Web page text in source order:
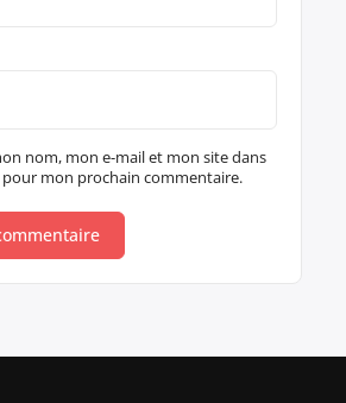
nom, mon e-mail et mon site dans
pour mon prochain commentaire.